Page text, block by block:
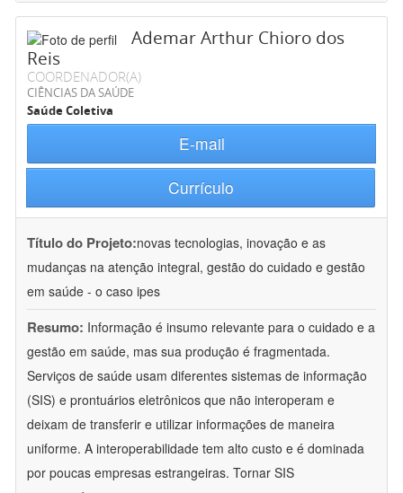
Ademar Arthur Chioro dos
Reis
COORDENADOR(A)
CIÊNCIAS DA SAÚDE
Saúde Coletiva
E-mail
Currículo
Título do Projeto:novas tecnologias, inovação e as
mudanças na atenção integral, gestão do cuidado e gestão
em saúde - o caso ipes
Resumo: Informação é insumo relevante para o cuidado e a
gestão em saúde, mas sua produção é fragmentada.
Serviços de saúde usam diferentes sistemas de informação
(SIS) e prontuários eletrônicos que não interoperam e
deixam de transferir e utilizar informações de maneira
uniforme. A interoperabilidade tem alto custo e é dominada
por poucas empresas estrangeiras. Tornar SIS